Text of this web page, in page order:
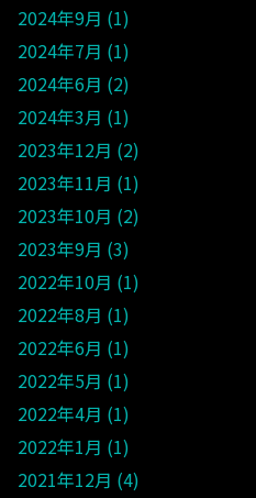
2024年9月 1
2024年7月 1
2024年6月 2
2024年3月 1
2023年12月 2
2023年11月 1
2023年10月 2
2023年9月 3
2022年10月 1
2022年8月 1
2022年6月 1
2022年5月 1
2022年4月 1
2022年1月 1
2021年12月 4